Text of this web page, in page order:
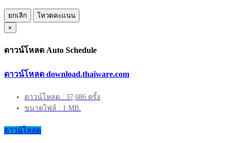
ยกเลิก
โหวตคะแนน
×
ดาวน์โหลด Auto Schedule
ดาวน์โหลด download.thaiware.com
ดาวน์โหลด : 37,086 ครั้ง
ขนาดไฟล์ : 1 MB.
ดาวน์โหลด